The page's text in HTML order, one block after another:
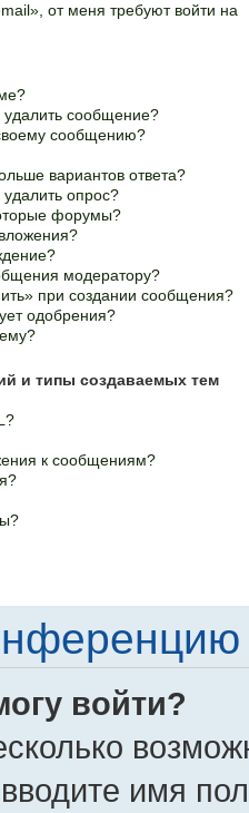
от меня требуют войти на
удалить сообщение?
сообщению?
вариантов ответа?
удалить опрос?
форумы?
модератору?
при создании сообщения?
одобрения?
и типы создаваемых тем
к сообщениям?
войти?
имя